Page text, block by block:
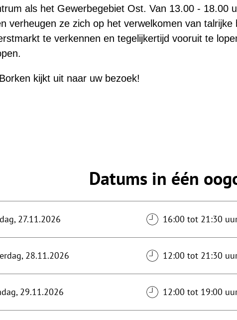
als het Gewerbegebiet Ost. Van 13.00 - 18.00
verheugen ze zich op het verwelkomen van
te verkennen en tegelijkertijd vooruit te
kijkt uit naar uw bezoek!
Datums in één
27.11.2026 16:00 tot 21:30
28.11.2026 12:00 tot 21:30
29.11.2026 12:00 tot 19:00